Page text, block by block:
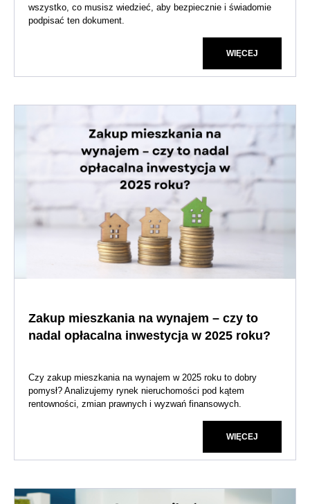
wszystko, co musisz wiedzieć, aby bezpiecznie i świadomie
podpisać ten dokument.
WIĘCEJ
Zakup mieszkania na wynajem – czy to
nadal opłacalna inwestycja w 2025 roku?
Czy zakup mieszkania na wynajem w 2025 roku to dobry
pomysł? Analizujemy rynek nieruchomości pod kątem
rentowności, zmian prawnych i wyzwań finansowych.
WIĘCEJ